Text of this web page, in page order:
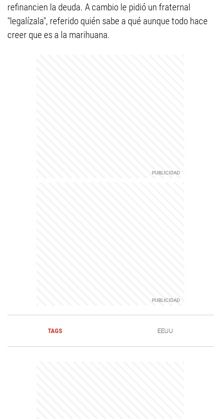
refinancien la deuda. A cambio le pidió un fraternal
"legalízala", referido quién sabe a qué aunque todo hace
creer que es a la marihuana.
TAGS EEUU